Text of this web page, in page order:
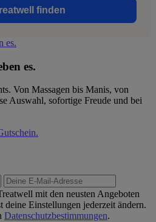
finden
es.
Von Massagen bis Manis, von
Auswahl, sofortige Freude und bei
mit den neusten Angeboten
Einstellungen jederzeit ändern.
Datenschutzbestimmungen.